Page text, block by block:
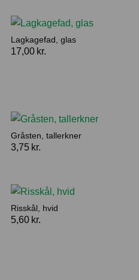
Lagkagefad, glas
17,00 kr.
Gråsten, tallerkner
3,75 kr.
Risskål, hvid
5,60 kr.